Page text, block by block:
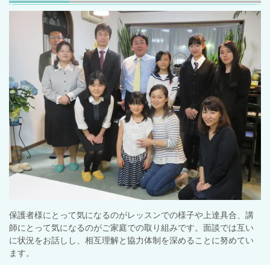
保護者様にとって気になるのがレッスンでの様子や上達具合、講
師にとって気になるのがご家庭での取り組みです。面談では互い
に状況をお話しし、相互理解と協力体制を深めることに努めてい
ます。